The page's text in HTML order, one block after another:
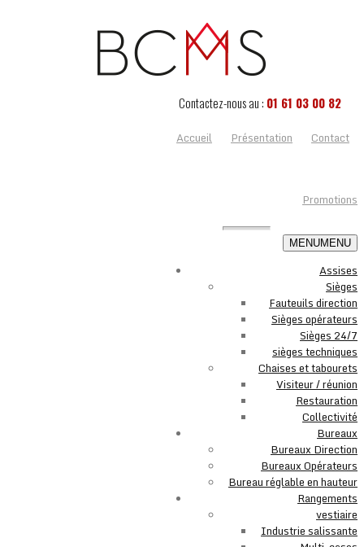
Contactez-nous au : 01 61 03 00 82
Accueil
Présentation Contact
Promotions
MENUMENU
Assises
Sièges
Fauteuils direction
Sièges opérateurs
Sièges 24/7
sièges techniques
Chaises et tabourets
Visiteur / réunion
Restauration
Collectivité
Bureaux
Bureaux Direction
Bureaux Opérateurs
Bureau réglable en hauteur
Rangements
vestiaire
Industrie salissante